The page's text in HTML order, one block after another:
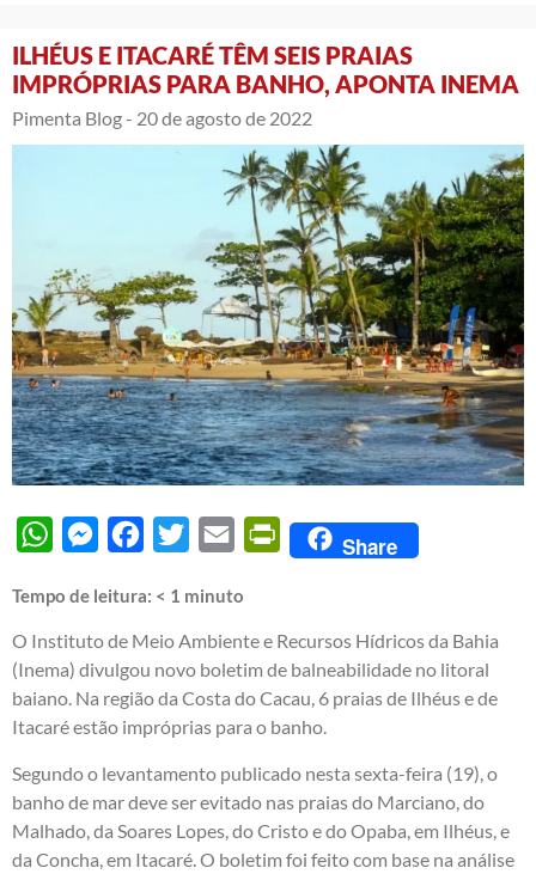
ILHÉUS E ITACARÉ TÊM SEIS PRAIAS
IMPRÓPRIAS PARA BANHO, APONTA INEMA
Pimenta Blog - 20 de agosto de 2022
WhatsAppMessengerFacebook
Twitter Email PrintFriendly
Share
Tempo de leitura: < 1 minuto
O Instituto de Meio Ambiente e Recursos Hídricos da Bahia
(Inema) divulgou novo boletim de balneabilidade no litoral
baiano. Na região da Costa do Cacau, 6 praias de Ilhéus e de
Itacaré estão impróprias para o banho.
Segundo o levantamento publicado nesta sexta-feira (19), o
banho de mar deve ser evitado nas praias do Marciano, do
Malhado, da Soares Lopes, do Cristo e do Opaba, em Ilhéus, e
da Concha, em Itacaré. O boletim foi feito com base na análise